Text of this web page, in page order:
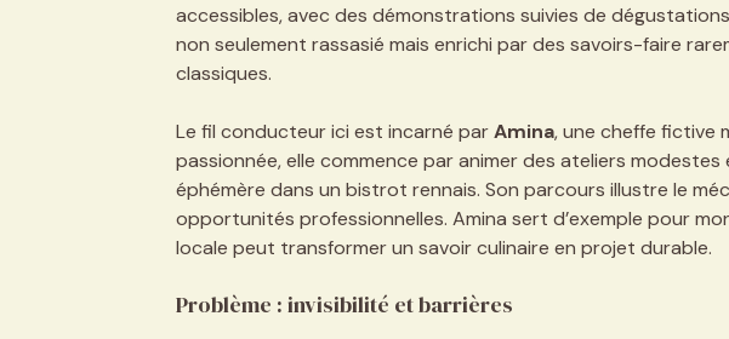
accessibles, avec des démonstrations suivies de
non seulement rassasié mais enrichi par des savoirs-faire
classiques.
Le fil conducteur ici est incarné parAmina, une cheffe fictive
passionnée, elle commence par animer des ateliers
éphémère dans un bistrot rennais. Son parcours illustre le
opportunités professionnelles. Amina sert d’exemple pour
locale peut transformer un savoir culinaire en projet durable.
Problème : invisibilité et barrières